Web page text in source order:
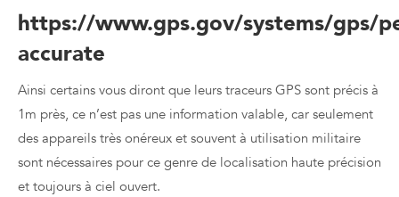
https://www.gps.gov/systems/gps/
accurate
Ainsi certains vous diront que leurs traceurs GPS sont précis à
1m près, ce n’est pas une information valable, car seulement
des appareils très onéreux et souvent à utilisation militaire
sont nécessaires pour ce genre de localisation haute précision
et toujours à ciel ouvert.